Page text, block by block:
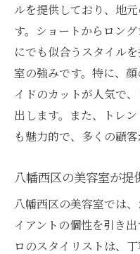
個性を活かす
美容室でのカ
自分だけのス
カットで表現
美容室が提案
ト
ドを体験
流行を取り入
美容室で実現
ト
ルを提供しており、地
す。ショートからロン
にでも似合うスタイル
室の強みです。特に、
イドのカットが人気で
出します。また、トレ
も魅力的で、多くの顧客
八幡西区の美容室が提
八幡西区の美容室では
イアントの個性を引き
ロのスタイリストは、